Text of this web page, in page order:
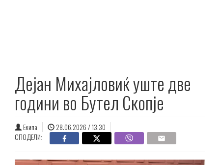
Дејан Михајловиќ уште две
години во Бутел Скопје
Екипа
28.06.2026 / 13:30
СПОДЕЛИ: